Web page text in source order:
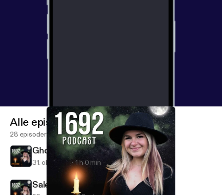
Alle episoder
28 episoder
Ghost Stories 2 Halloween
31. okt. 2021 1 h 0 min
Salem Witch Trials - 1692